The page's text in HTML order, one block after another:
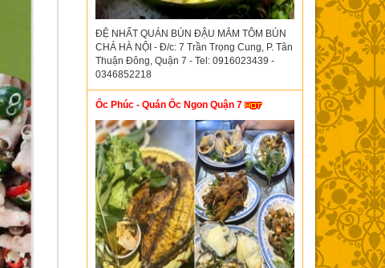
ĐỆ NHẤT QUÁN BÚN ĐẬU MẮM TÔM BÚN
CHẢ HÀ NỘI - Đ/c: 7 Trần Trọng Cung, P. Tân
Thuận Đông, Quận 7 - Tel: 0916023439 -
0346852218
Ốc Phúc - Quán Ốc Ngon Quận 7